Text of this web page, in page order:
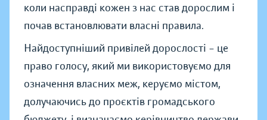
коли насправді кожен з нас став дорослим і
почав встановлювати власні правила.
Найдоступніший привілей дорослості – це
право голосу, який ми використовуємо для
означення власних меж, керуємо містом,
долучаючись до проєктів громадського